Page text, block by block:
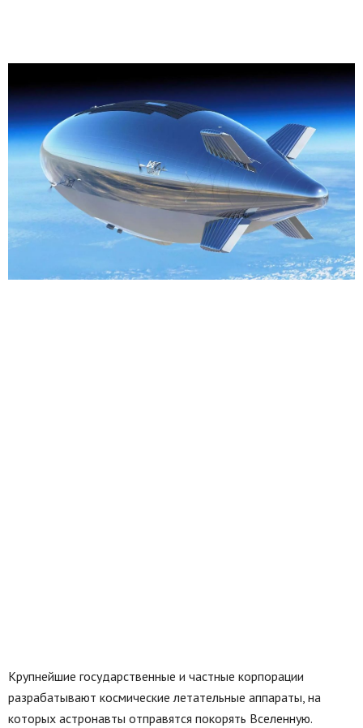
Крупнейшие государственные и частные корпорации
разрабатывают космические летательные аппараты, на
которых астронавты отправятся покорять Вселенную.